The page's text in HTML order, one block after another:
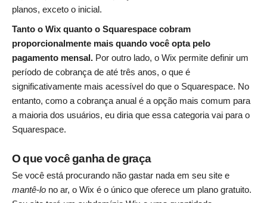
planos, exceto o inicial.
Tanto o Wix quanto o Squarespace cobram
proporcionalmente mais quando você opta pelo
pagamento mensal. Por outro lado, o Wix permite definir um
período de cobrança de até três anos, o que é
significativamente mais acessível do que o Squarespace. No
entanto, como a cobrança anual é a opção mais comum para
a maioria dos usuários, eu diria que essa categoria vai para o
Squarespace.
O que você ganha de graça
Se você está procurando não gastar nada em seu site e
mantê-lo no ar, o Wix é o único que oferece um plano gratuito.